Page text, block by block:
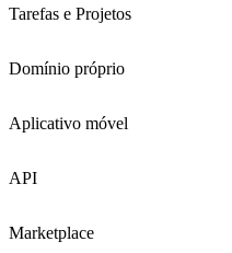
Tarefas e Projetos
Domínio próprio
Aplicativo móvel
API
Marketplace